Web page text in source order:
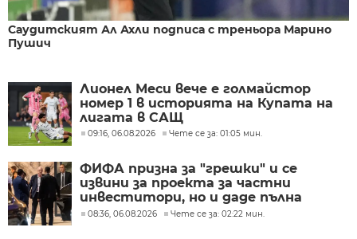
Саудитският Ал Ахли подписа с треньора Марино
Пушич
Лионел Меси вече е голмайстор
номер 1 в историята на Купата на
лигата в САЩ
09:16, 06.08.2026 Чете се за: 01:05 мин.
ФИФА призна за "грешки" и се
извини за проекта за частни
инвеститори, но и даде пълна
подкрепа за Джани Инфантино
08:36, 06.08.2026 Чете се за: 02:22 мин.